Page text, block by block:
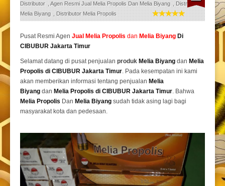
Distributor ,Agen Resmi Jual Melia Propolis Dan Melia Biyang ,Distributor
Melia Biyang ,Distributor Melia Propolis
Pusat Resmi Agen Jual Melia Propolis dan Melia Biyang Di
CIBUBUR Jakarta Timur
Selamat datang di pusat penjualan produk Melia Biyang dan Melia
Propolis di CIBUBUR Jakarta Timur . Pada kesempatan ini kami
akan memberikan informasi tentang penjualan Melia
Biyang dan Melia Propolis di CIBUBUR Jakarta Timur . Bahwa
Melia Propolis Dan Melia Biyang sudah tidak asing lagi bagi
masyarakat kota dan pedesaan.